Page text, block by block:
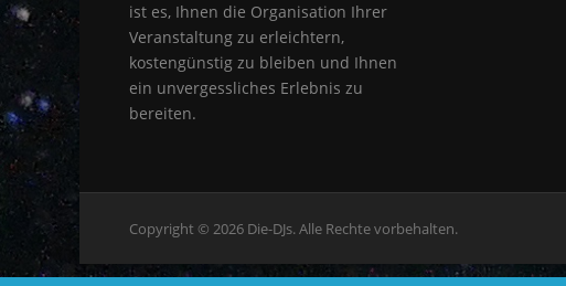
ist es, Ihnen die Organisation Ihrer
Veranstaltung zu erleichtern,
kostengünstig zu bleiben und Ihnen
ein unvergessliches Erlebnis zu
bereiten.
Copyright © 2026 Die-DJs. Alle Rechte vorbehalten.
Screenr
theme